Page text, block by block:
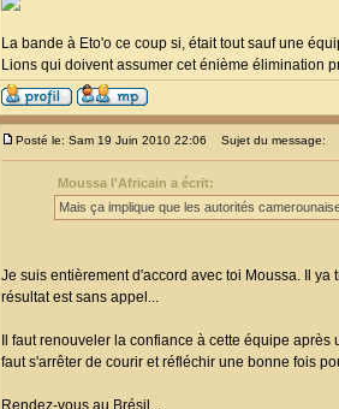
La bande à Eto'o ce coup si, était tout sauf une
Lions qui doivent assumer cet énième élimination
Posté le: Sam 19 Juin 2010 22:06 Sujet du message:
Moussa l'Africain a écrit:
Mais ça implique que les autorités
Je suis entièrement d'accord avec toi Moussa. Il
résultat est sans appel...
Il faut renouveler la confiance à cette équipe
faut s'arrêter de courir et réfléchir une bonne fois
Rendez-vous au Brésil...